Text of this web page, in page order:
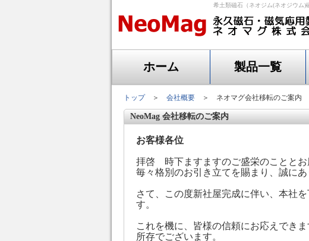
希土類磁石（ネオジム(ネオジウム
ホーム 製品一覧
トップ＞ 会社概要 ＞ ネオマグ会社移転のご案内
NeoMag 会社移転のご案内
お客様各位
拝啓 時下ますますのご盛栄のこととお
毎々格別のお引き立てを賜まり、誠にあ
さて、この度新社屋完成に伴い、本社
す。
これを機に、皆様の信頼にお応えでき
所存でございます。